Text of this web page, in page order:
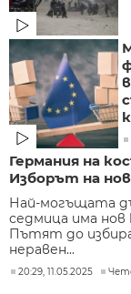
Германия на
Изборът на
Най-могъщата
седмица има
Пътят до
неравен...
20:29, 11.05.2025